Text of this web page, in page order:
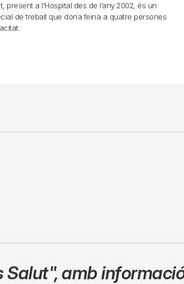
present a l’Hospital des de l’any 2002, és un
de treball que dona feina a quatre persones
Salut",amb